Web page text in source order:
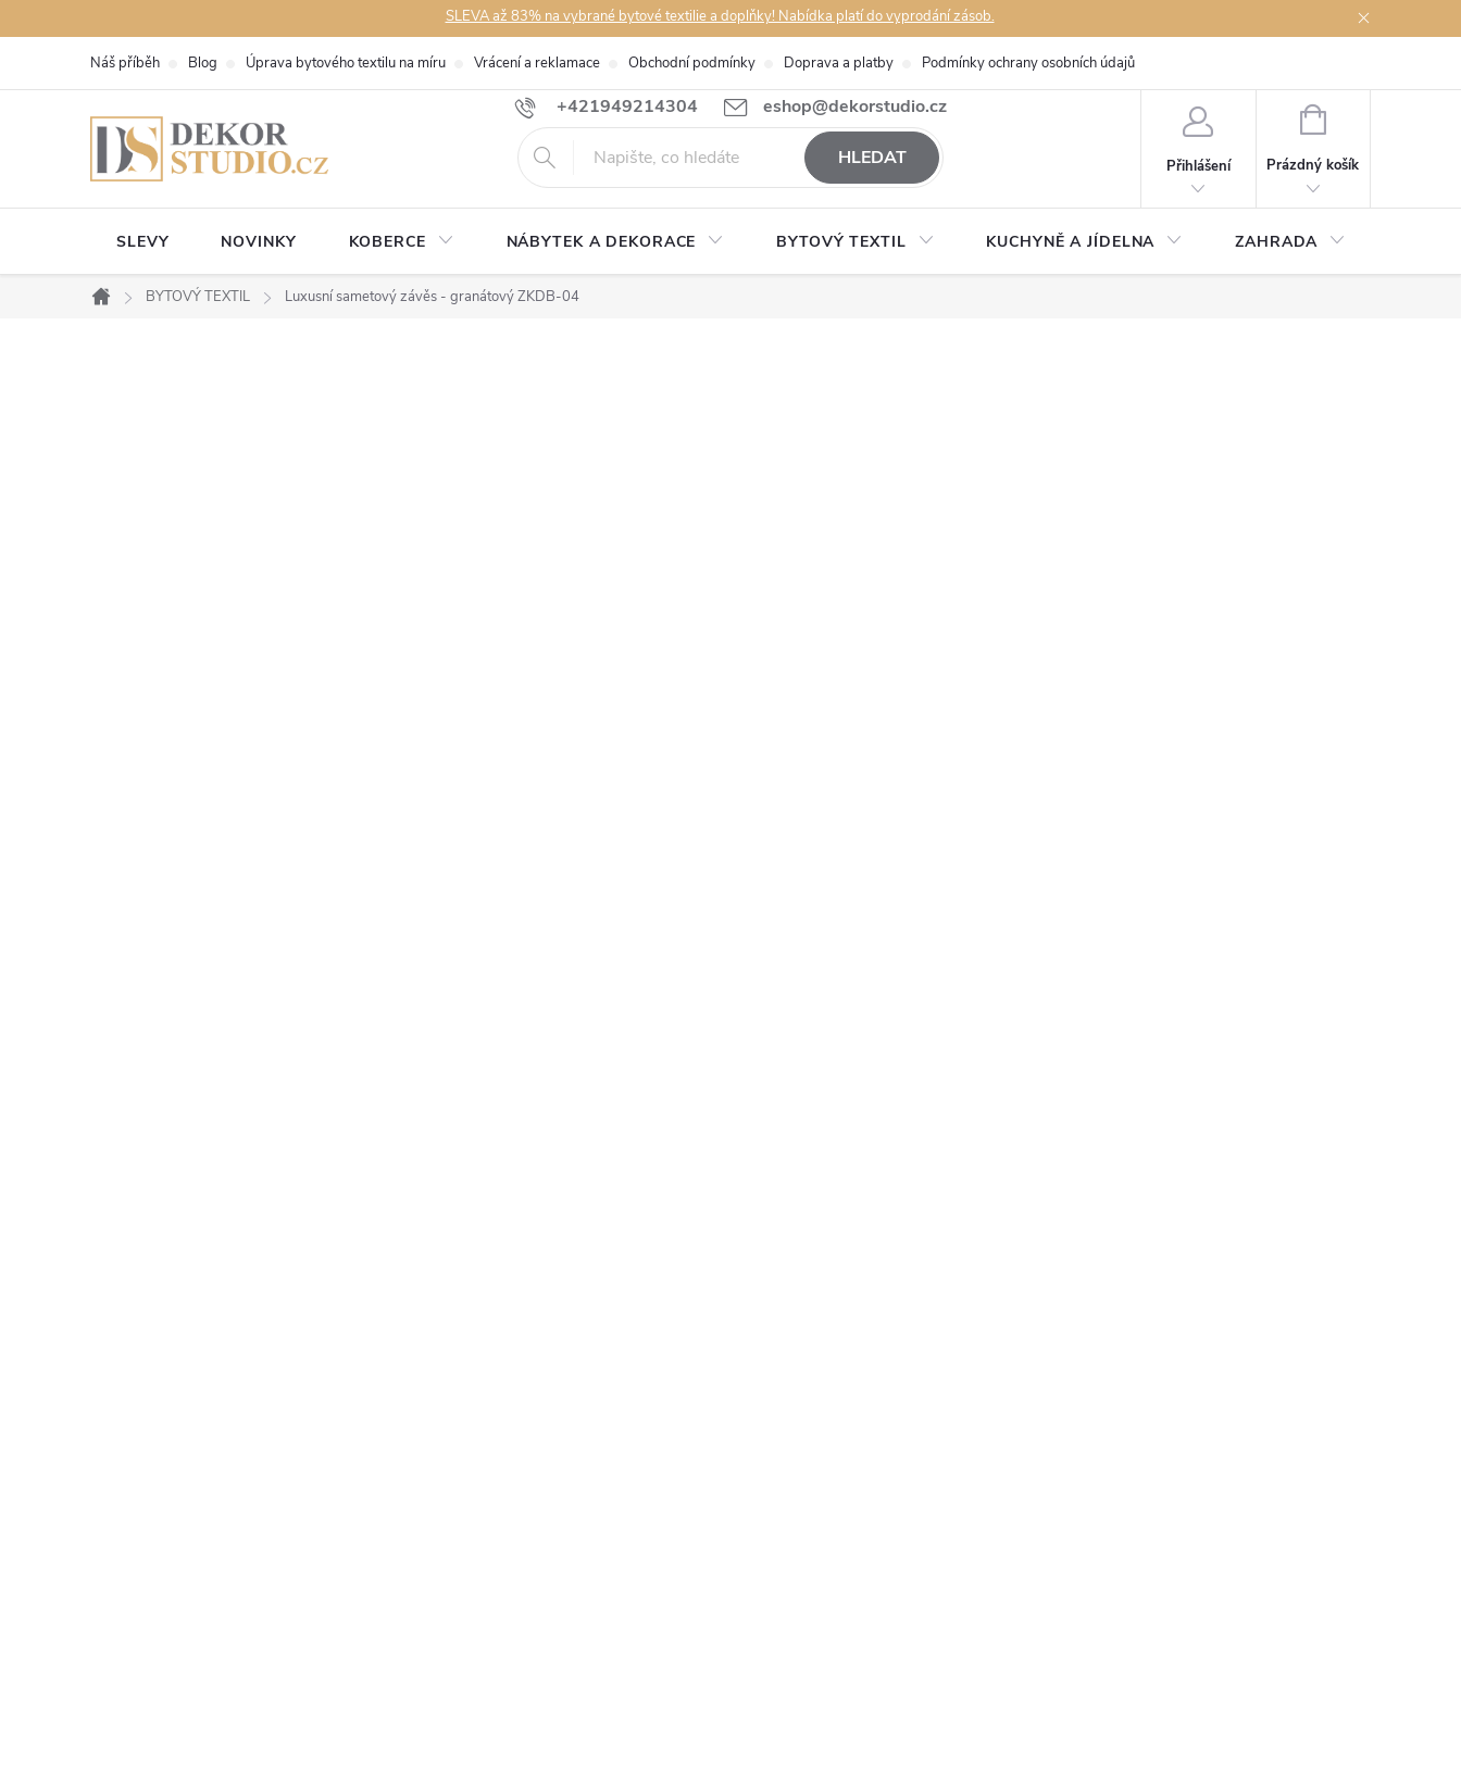
na
SLEVA až 83% na vybrané bytové textilie a doplňky! Nabídka platí do vyprodání zásob.
+421949214304 eshop@dekorstudio.cz
Náš příběh Blog Úprava bytového textilu na míru Vrácení a reklamace Obchodní podmínky Doprava a platby Podmínky ochrany osobních údajů
HLEDAT Přihlášení
NÁKUPNÍ
Prázdný košík
SLEVY NOVINKY KOBERCE NÁBYTEK A DEKORACE BYTOVÝ TEXTIL KUCHYNĚ A JÍDELNA ZAHRADA
Domů
BYTOVÝ TEXTIL Luxusní sametový závěs - granátový ZKDB-04